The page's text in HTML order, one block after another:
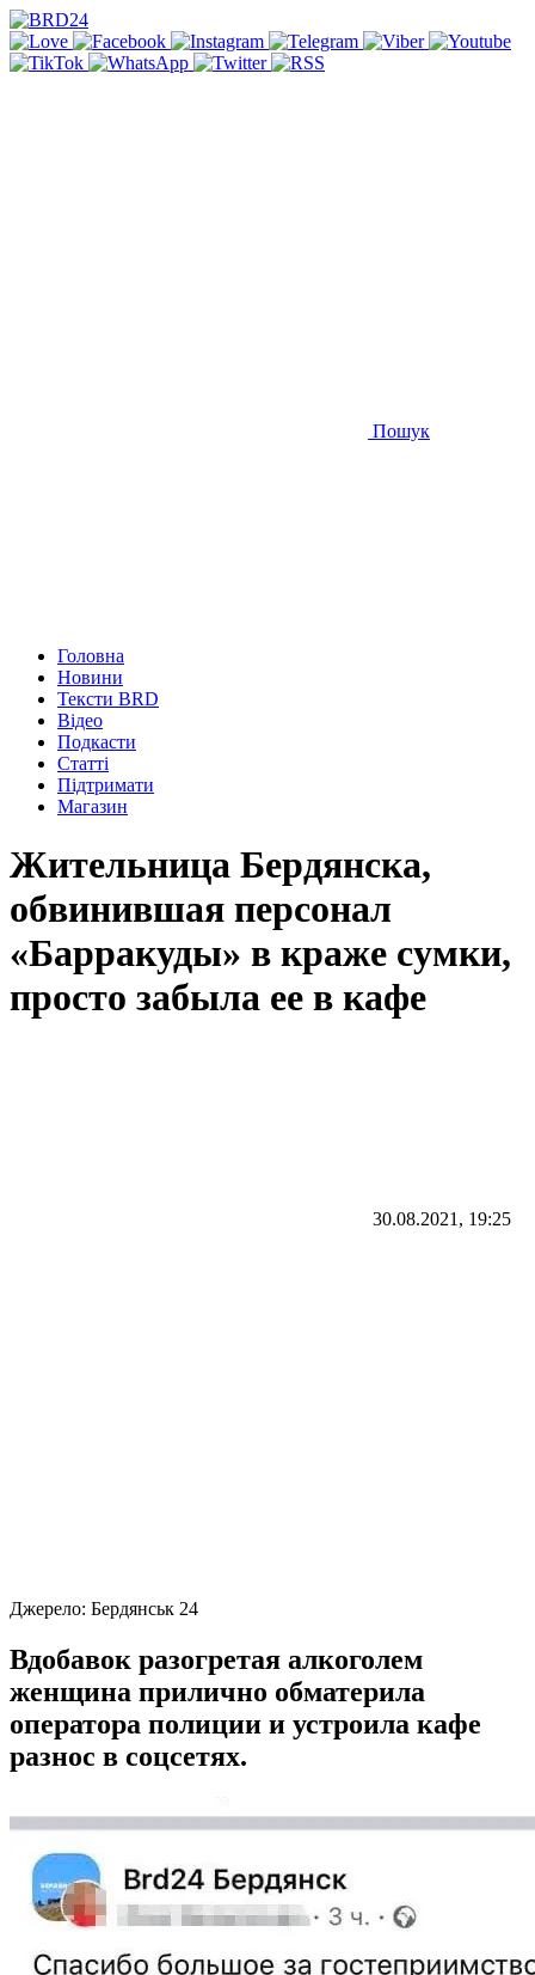
Пошук
Головна
Новини
Тексти BRD
Відео
Подкасти
Статті
Підтримати
Магазин
Жительница Бердянска,
обвинившая персонал
«Барракуды» в краже сумки,
просто забыла ее в кафе
30.08.2021, 19:25
Джерело: Бердянськ 24
Вдобавок разогретая алкоголем
женщина прилично обматерила
оператора полиции и устроила кафе
разнос в соцсетях.